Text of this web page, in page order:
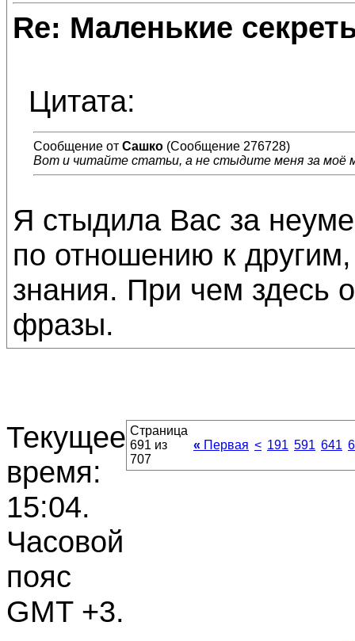
Re: Маленькие
Цитата:
Сообщение от Сашко (Сообщение 276728)
Вот и читайте статьи, а не стыдите меня за моё
Я стыдила Вас за
по отношению к
знания. При чем здесь
фразы.
Текущее
время:
15:04.
Часовой
пояс
GMT +3.
Страница
691 из
707
« Первая < 191 591 641